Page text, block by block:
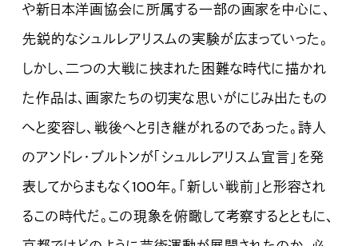
や新日本洋画協会に所属する一部の画家を中心に、
先鋭的なシュルレアリスムの実験が広まっていった。
しかし、二つの大戦に挟まれた困難な時代に描かれ
た作品は、画家たちの切実な思いがにじみ出たもの
へと変容し、戦後へと引き継がれるのであった。詩人
のアンドレ・ブルトンが「シュルレアリスム宣言」を発
表してからまもなく100年。「新しい戦前」と形容され
るこの時代だ。この現象を俯瞰して考察するとともに、